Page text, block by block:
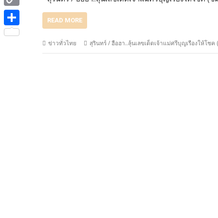
READ MORE
ข่าวทั่วไทย สุรินทร์ / ฮือฮา..ลุ้นเลขเด็ดเจ้าแม่ศรีบุญเรืองให้โชค
e
b
o
i
t
t
i
n
C
o
S